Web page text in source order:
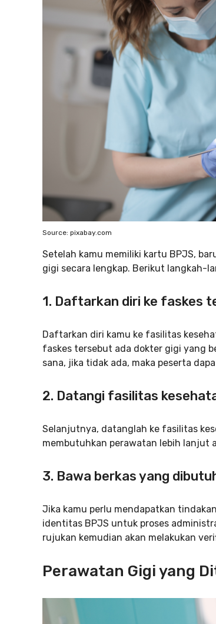
Source: pixabay.com
Setelah kamu memiliki kartu BPJS,
gigi secara lengkap. Berikut langkah-
1. Daftarkan diri ke faskes
Daftarkan diri kamu ke fasilitas
faskes tersebut ada dokter gigi yang
sana, jika tidak ada, maka peserta
2. Datangi fasilitas
Selanjutnya, datanglah ke fasilitas
membutuhkan perawatan lebih lanjut
3. Bawa berkas yang
Jika kamu perlu mendapatkan
identitas BPJS untuk proses
rujukan kemudian akan melakukan
Perawatan Gigi yang